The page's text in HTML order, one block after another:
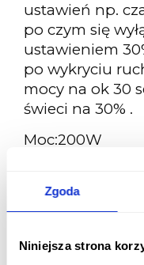
Zgoda
Niniejsza strona
ustawień np.
po czym się
ustawieniem
po wykryciu
mocy na ok 30
świeci na 30% .
Moc:200W
Kolor światła:
Typ panalu
Napięcie:
DC3.2V